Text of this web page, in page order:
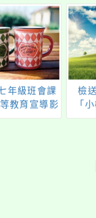
年級班會課
教育宣導影
與討論
檢
「
訊」
人
長
關